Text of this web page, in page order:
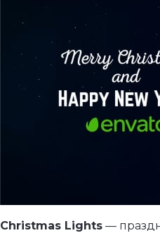
Christmas Lights —